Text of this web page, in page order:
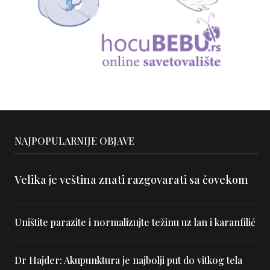
NAJPOPULARNIJE OBJAVE
Velika je veština znati razgovarati sa čovekom
Uništite parazite i normalizujte težinu uz lan i karanfilić
Dr Hajder: Akupunktura je najbolji put do vitkog tela